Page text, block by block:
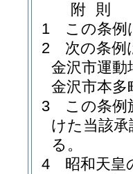
附 則
1
この条例
2
次の条例
金沢市運動
金沢市本多
3
この条例
けた当該
る。
4
昭和天皇